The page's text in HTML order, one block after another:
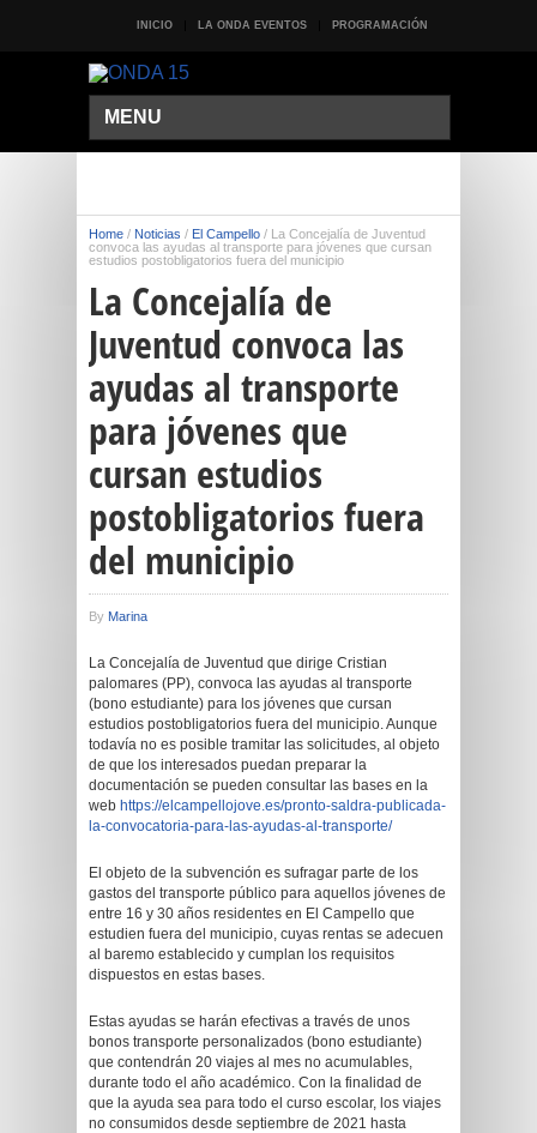
INICIO LA ONDA EVENTOS PROGRAMACIÓN
MENU
Home / Noticias / El Campello / La Concejalía de Juventud
convoca las ayudas al transporte para jóvenes que cursan
estudios postobligatorios fuera del municipio
La Concejalía de
Juventud convoca las
ayudas al transporte
para jóvenes que
cursan estudios
postobligatorios fuera
del municipio
By Marina
La Concejalía de Juventud que dirige Cristian
palomares (PP), convoca las ayudas al transporte
(bono estudiante) para los jóvenes que cursan
estudios postobligatorios fuera del municipio. Aunque
todavía no es posible tramitar las solicitudes, al objeto
de que los interesados puedan preparar la
documentación se pueden consultar las bases en la
web https://elcampellojove.es/pronto-saldra-publicada-
la-convocatoria-para-las-ayudas-al-transporte/
El objeto de la subvención es sufragar parte de los
gastos del transporte público para aquellos jóvenes de
entre 16 y 30 años residentes en El Campello que
estudien fuera del municipio, cuyas rentas se adecuen
al baremo establecido y cumplan los requisitos
dispuestos en estas bases.
Estas ayudas se harán efectivas a través de unos
bonos transporte personalizados (bono estudiante)
que contendrán 20 viajes al mes no acumulables,
durante todo el año académico. Con la finalidad de
que la ayuda sea para todo el curso escolar, los viajes
no consumidos desde septiembre de 2021 hasta